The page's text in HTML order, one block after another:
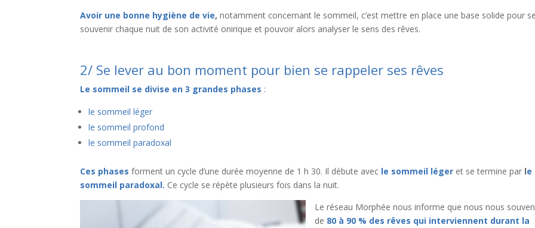
Avoir une bonne hygiène de vie, notamment concernant le sommeil, c’est mettre en place une base solide pour
souvenir chaque nuit de son activité onirique et pouvoir alors analyser le sens des rêves.
2/ Se lever au bon moment pour bien se rappeler ses rêves
Le sommeil se divise en 3 grandes phases :
le sommeil léger
le sommeil profond
le sommeil paradoxal
Ces phases forment un cycle d’une durée moyenne de 1 h 30. Il débute avec le sommeil léger et se termine par le
sommeil paradoxal. Ce cycle se répète plusieurs fois dans la nuit.
Le réseau Morphée nous informe que nous nous
de 80 à 90 % des rêves qui interviennent durant la